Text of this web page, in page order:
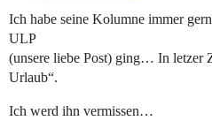
Ich habe seine Kolumne immer
ULP
(unsere liebe Post) ging… In letzer
Urlaub“.
Ich werd ihn vermissen…